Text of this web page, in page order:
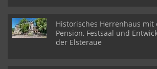
Historisches Herrenhaus
Pension, Festsaal und
der Elsteraue